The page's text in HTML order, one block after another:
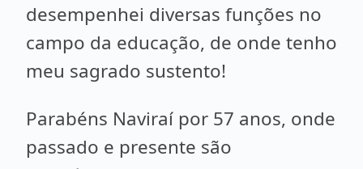
desempenhei diversas funções no
campo da educação, de onde tenho
meu sagrado sustento!
Parabéns Naviraí por 57 anos, onde
passado e presente são